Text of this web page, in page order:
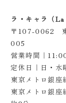
ラ・キャラ（La
〒107-0062
005
営業時間｜
定休日｜日・水
東京メトロ銀座
東京メトロ銀座